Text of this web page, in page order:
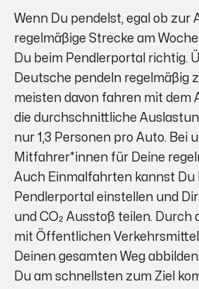
Wenn Du pendelst, egal ob zur
regelmäßige Strecke am
Du beim Pendlerportal richtig.
Deutsche pendeln regelmäßig
meisten davon fahren mit dem
die durchschnittliche
nur 1,3 Personen pro Auto. Bei
Mitfahrer*innen für Deine
Auch Einmalfahrten kannst Du
Pendlerportal einstellen und
und CO₂ Ausstoß teilen. Durch
mit Öffentlichen
Deinen gesamten Weg
Du am schnellsten zum Ziel